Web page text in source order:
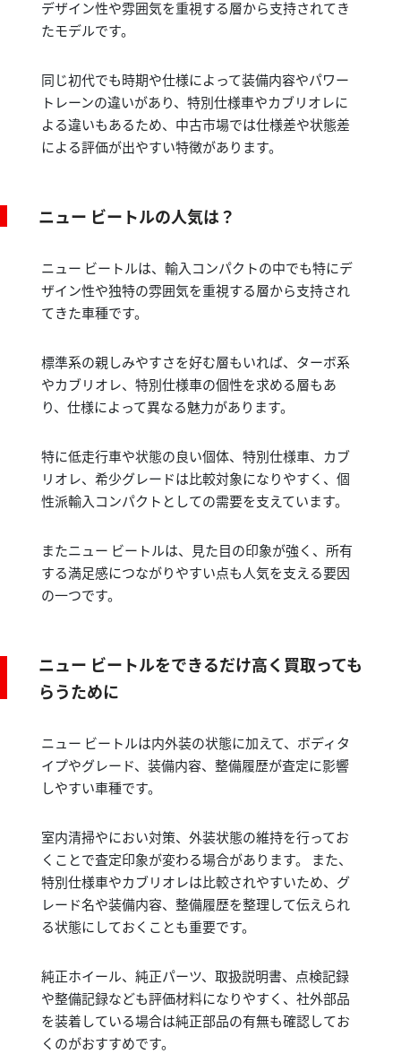
デザイン性や雰囲気を重視する層から支持されてき
たモデルです。
同じ初代でも時期や仕様によって装備内容やパワー
トレーンの違いがあり、特別仕様車やカブリオレに
よる違いもあるため、中古市場では仕様差や状態差
による評価が出やすい特徴があります。
ニュー ビートルの人気は？
ニュー ビートルは、輸入コンパクトの中でも特にデ
ザイン性や独特の雰囲気を重視する層から支持され
てきた車種です。
標準系の親しみやすさを好む層もいれば、ターボ系
やカブリオレ、特別仕様車の個性を求める層もあ
り、仕様によって異なる魅力があります。
特に低走行車や状態の良い個体、特別仕様車、カブ
リオレ、希少グレードは比較対象になりやすく、個
性派輸入コンパクトとしての需要を支えています。
またニュー ビートルは、見た目の印象が強く、所有
する満足感につながりやすい点も人気を支える要因
の一つです。
ニュー ビートルをできるだけ高く買取っても
らうために
ニュー ビートルは内外装の状態に加えて、ボディタ
イプやグレード、装備内容、整備履歴が査定に影響
しやすい車種です。
室内清掃やにおい対策、外装状態の維持を行ってお
くことで査定印象が変わる場合があります。 また、
特別仕様車やカブリオレは比較されやすいため、グ
レード名や装備内容、整備履歴を整理して伝えられ
る状態にしておくことも重要です。
純正ホイール、純正パーツ、取扱説明書、点検記録
や整備記録なども評価材料になりやすく、社外部品
を装着している場合は純正部品の有無も確認してお
くのがおすすめです。